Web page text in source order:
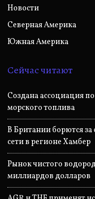
Новости
Северная Америка
Южная Америка
Сейчас читают
Создана ассоциация
морского топлива
В Британии борются
сети в регионе Хамбер
Рынок чистого
миллиардов долларов